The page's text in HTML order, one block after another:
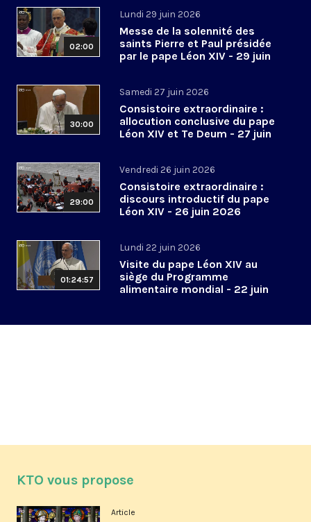
02:00
Lundi 29 juin 2026
Messe de la solennité des
saints Pierre et Paul présidée
par le pape Léon XIV - 29 juin
30:00
Samedi 27 juin 2026
Consistoire extraordinaire :
allocution conclusive du pape
Léon XIV et Te Deum - 27 juin
29:00
Vendredi 26 juin 2026
Consistoire extraordinaire :
discours introductif du pape
Léon XIV - 26 juin 2026
01:24:57
Lundi 22 juin 2026
Visite du pape Léon XIV au
siège du Programme
alimentaire mondial - 22 juin
KTO vous propose
Article